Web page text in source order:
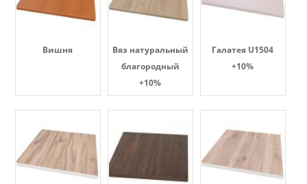
Вишня
Вяз натуральный
благородный
+10%
Галатея U1504
+10%